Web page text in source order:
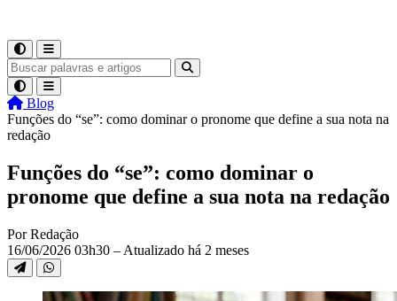
Blog
Funções do “se”: como dominar o pronome que define a sua nota na
redação
Funções do “se”: como dominar o
pronome que define a sua nota na redação
Por Redação
16/06/2026 03h30 – Atualizado há 2 meses